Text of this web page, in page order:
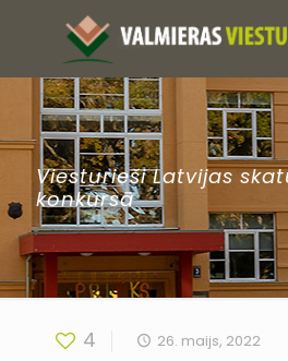
Viesturieši Latvijas
konkursā
4 26. maijs, 2022